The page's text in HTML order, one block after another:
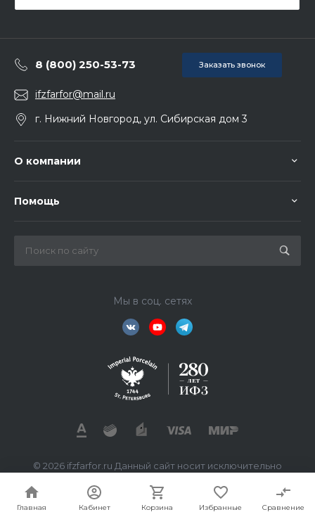
Главная Кабинет Корзина Избранные Сравнение
8 (800) 250-53-73 Заказать звонок
ifzfarfor@mail.ru
г. Нижний Новгород, ул. Сибирская дом 3
О компании
Помощь
Мы в соц. сетях
© 2026 ifzfarfor.ru Данный сайт носит исключительно
предложения не являются офертой, определяемой
статьей 437 ГК РФ.